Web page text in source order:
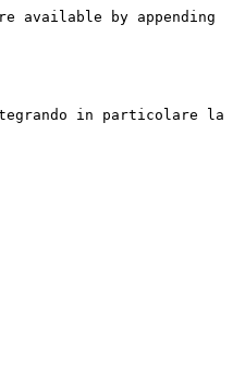
available by appending
in particolare la